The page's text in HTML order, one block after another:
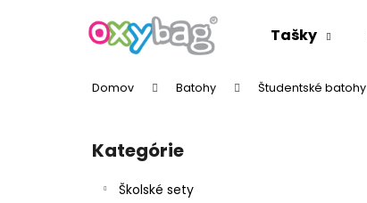
Tašky
Domov Batohy Študentské batohy
Preskočiť
kategórie
Kategórie
Školské sety
Späť
obchodu
Späť
obchodu